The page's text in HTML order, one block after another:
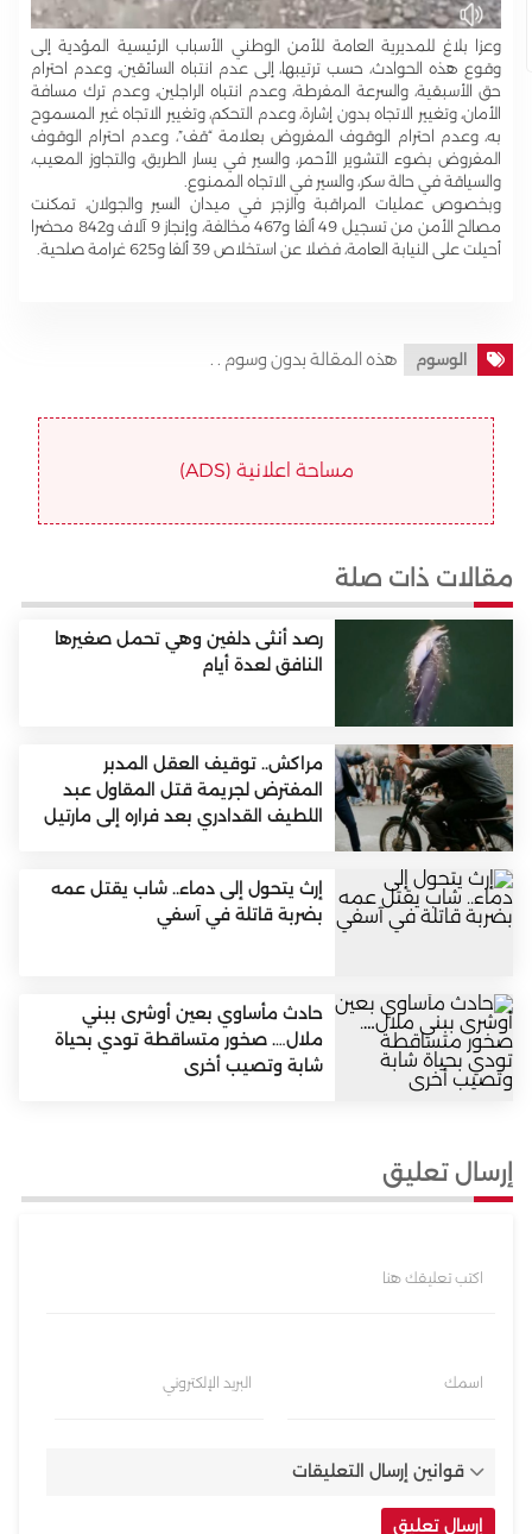
وعزا بلاغ للمديرية العامة للأمن الوطني الأسباب الرئيسية المؤدية إلى
وقوع هذه الحوادث، حسب ترتيبها، إلى عدم انتباه السائقين، وعدم احترام
حق الأسبقية، والسرعة المفرطة، وعدم انتباه الراجلين، وعدم ترك مسافة
الأمان، وتغيير الاتجاه بدون إشارة، وعدم التحكم، وتغيير الاتجاه غير المسموح
به، وعدم احترام الوقوف المفروض بعلامة “قف”، وعدم احترام الوقوف
المفروض بضوء التشوير الأحمر، والسير في يسار الطريق، والتجاوز المعيب،
والسياقة في حالة سكر، والسير في الاتجاه الممنوع.
وبخصوص عمليات المراقبة والزجر في ميدان السير والجولان، تمكنت
مصالح الأمن من تسجيل 49 ألفا و467 مخالفة، وإنجاز 9 آلاف و842 محضرا
أحيلت على النيابة العامة، فضلا عن استخلاص 39 ألفا و625 غرامة صلحية.
الوسوم هذه المقالة بدون وسوم . .
مساحة اعلانية (ADS)
مقالات ذات صلة
رصد أنثى دلفين وهي تحمل صغيرها
النافق لعدة أيام
مراكش.. توقيف العقل المدبر
المفترض لجريمة قتل المقاول عبد
اللطيف القدادري بعد فراره إلى مارتيل
إرث يتحول إلى دماء.. شاب يقتل عمه
بضربة قاتلة في آسفي
حادث مأساوي بعين أوشرى ببني
ملال…. صخور متساقطة تودي بحياة
شابة وتصيب أخرى
إرسال تعليق
اكتب تعليقك هنا
اسمك البريد الإلكتروني
قوانين إرسال التعليقات